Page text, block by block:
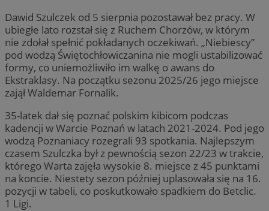
Dawid Szulczek od 5 sierpnia pozostawał bez pracy. W
ubiegłe lato rozstał się z Ruchem Chorzów, w którym
nie zdołał spełnić pokładanych oczekiwań. „Niebiescy”
pod wodzą Świętochłowiczanina nie mogli ustabilizować
formy, co uniemożliwiło im walkę o awans do
Ekstraklasy. Na początku sezonu 2025/26 jego miejsce
zajął Waldemar Fornalik.
35-latek dał się poznać polskim kibicom podczas
kadencji w Warcie Poznań w latach 2021-2024. Pod jego
wodzą Poznaniacy rozegrali 93 spotkania. Najlepszym
czasem Szulczka był z pewnością sezon 22/23 w trakcie,
którego Warta zajęła wysokie 8. miejsce z 45 punktami
na koncie. Niestety sezon później uplasowała się na 16.
pozycji w tabeli, co poskutkowało spadkiem do Betclic.
1 Ligi.